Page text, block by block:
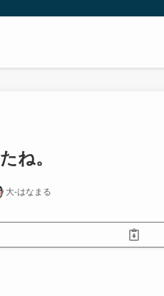
ね。
大-はなまる